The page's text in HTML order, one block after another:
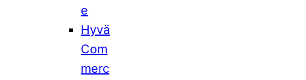
e
Hyvä
Com
merc